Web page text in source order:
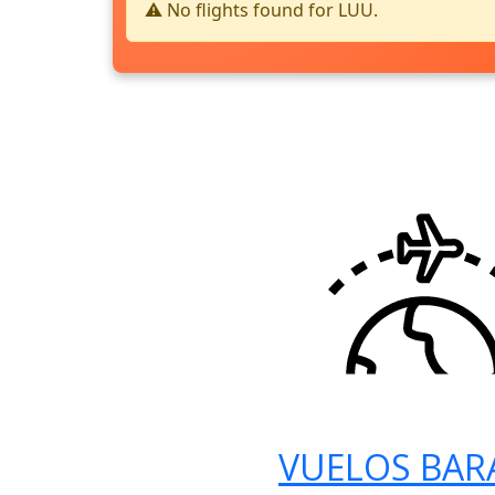
⚠️ No flights found for LUU.
VUELOS